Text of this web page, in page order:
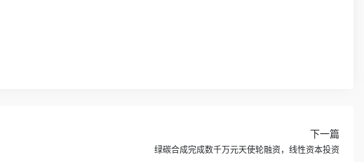
下一篇
绿碳合成完成数千万元天使轮融资，线性资本投资